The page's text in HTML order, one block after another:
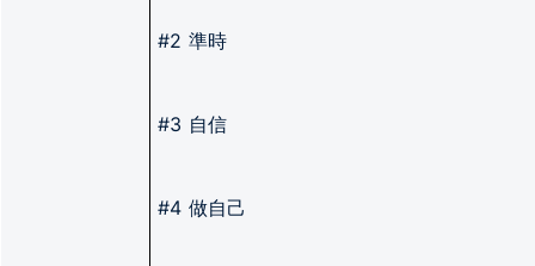
#2 準時
#3 自信
#4 做自己